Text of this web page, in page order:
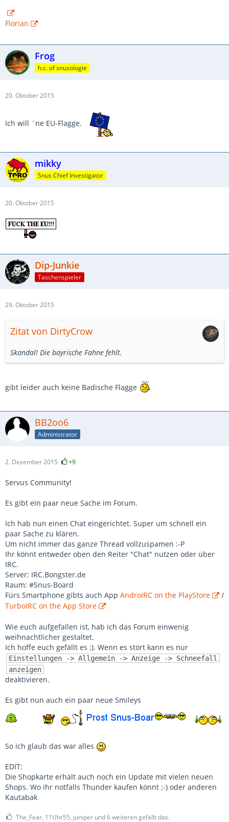
Florian
Frog
h.c. of snusologie
20. Oktober 2015
Ich will ´ne EU-Flagge.
mikky
Snus Chief Investigator
20. Oktober 2015
Dip-Junkie
Taschenspieler
29. Oktober 2015
Zitat von DirtyCrow
Skandal! Die bayrische Fahne fehlt.
gibt leider auch keine Badische Flagge
BB2oo6
Administrator
2. Dezember 2015 +9
Servus Community!
Es gibt ein paar neue Sache im Forum.
Ich hab nun einen Chat eingerichtet. Super um schnell ein
paar Sache zu klären.
Um nicht immer das ganze Thread vollzuspamen :-P
Ihr könnt entweder oben den Reiter "Chat" nutzen oder über
IRC.
Server: IRC.Bongster.de
Raum: #Snus-Board
Fürs Smartphone gibts auch App AndroIRC on the PlayStore
/
TurboIRC on the App Store
Wie euch aufgefallen ist, hab ich das Forum einwenig
weihnachtlicher gestaltet.
Ich hoffe euch gefällt es ;). Wenn es stört kann es nur
Einstellungen -> Allgemein -> Anzeige -> Schneefall
anzeigen
deaktivieren.
Es gibt nun auch ein paar neue Smileys
So ich glaub das war alles
EDIT:
Die Shopkarte erhält auch noch ein Update mit vielen neuen
Shops. Wo ihr notfalls Thunder kaufen könnt ;-) oder anderen
Kautabak
The_Fear, 11Uhr55, juniper und 6 weiteren gefällt das.